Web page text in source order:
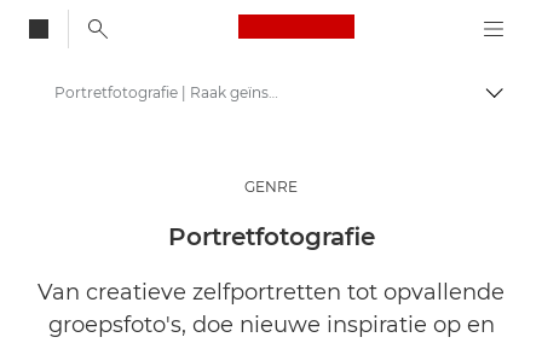
Canon Logo, back
Raak geïnspireerd | Fotografie- en printtips en aankoopgidsen
Verhalen over fotografie en creativiteit
Portretfotografie | Raak geïnspireerd
GENRE
Portretfotografie
Van creatieve zelfportretten tot opvallende
groepsfoto's, doe nieuwe inspiratie op en